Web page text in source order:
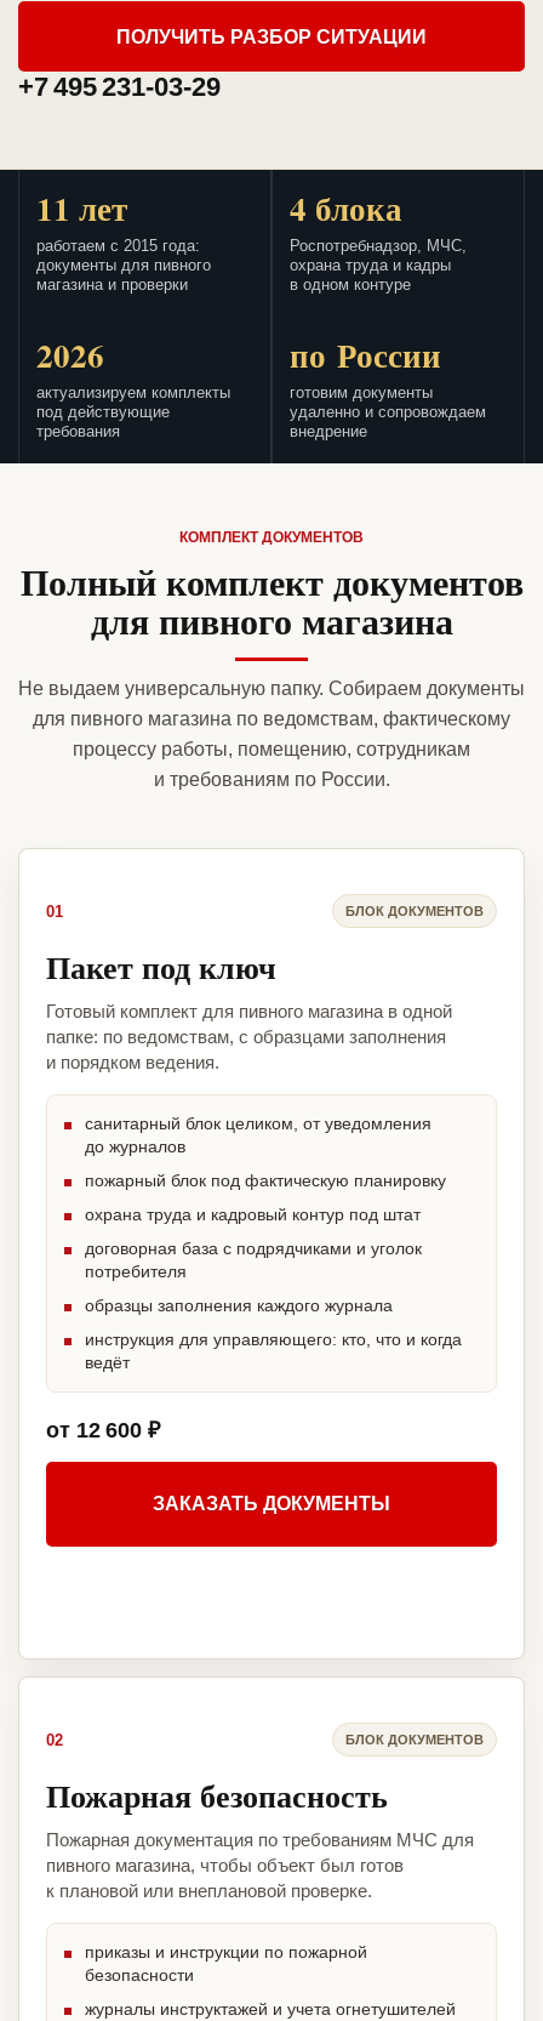
ПОЛУЧИТЬ РАЗБОР СИТУАЦИИ
+7 495 231-03-29
11 лет
работаем с 2015 года:
документы для пивного
магазина и проверки
4 блока
Роспотребнадзор, МЧС,
охрана труда и кадры
в одном контуре
2026
актуализируем комплекты
под действующие
требования
по России
готовим документы
удаленно и сопровождаем
внедрение
КОМПЛЕКТ ДОКУМЕНТОВ
Полный комплект документов
для пивного магазина
Не выдаем универсальную папку. Собираем документы
для пивного магазина по ведомствам, фактическому
процессу работы, помещению, сотрудникам
и требованиям по России.
01 БЛОК ДОКУМЕНТОВ
Пакет под ключ
Готовый комплект для пивного магазина в одной
папке: по ведомствам, с образцами заполнения
и порядком ведения.
санитарный блок целиком, от уведомления
до журналов
пожарный блок под фактическую планировку
охрана труда и кадровый контур под штат
договорная база с подрядчиками и уголок
потребителя
образцы заполнения каждого журнала
инструкция для управляющего: кто, что и когда
ведёт
от 12 600 ₽
ЗАКАЗАТЬ ДОКУМЕНТЫ
02 БЛОК ДОКУМЕНТОВ
Пожарная безопасность
Пожарная документация по требованиям МЧС для
пивного магазина, чтобы объект был готов
к плановой или внеплановой проверке.
приказы и инструкции по пожарной
безопасности
журналы инструктажей и учета огнетушителей